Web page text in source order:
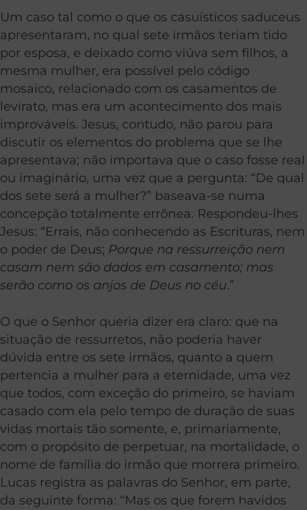
Um caso tal como o que os casuísticos saduceus
apresentaram, no qual sete irmãos teriam tido
por esposa, e deixado como viúva sem filhos, a
mesma mulher, era possível pelo código
mosaico, relacionado com os casamentos de
levirato, mas era um acontecimento dos mais
improváveis. Jesus, contudo, não parou para
discutir os elementos do problema que se lhe
apresentava; não importava que o caso fosse real
ou imaginário, uma vez que a pergunta: “De qual
dos sete será a mulher?” baseava-se numa
concepção totalmente errônea. Respondeu-lhes
Jesus: “Errais, não conhecendo as Escrituras, nem
o poder de Deus; Porque na ressurreição nem
casam nem são dados em casamento; mas
serão como os anjos de Deus no céu.”
O que o Senhor queria dizer era claro: que na
situação de ressurretos, não poderia haver
dúvida entre os sete irmãos, quanto a quem
pertencia a mulher para a eternidade, uma vez
que todos, com exceção do primeiro, se haviam
casado com ela pelo tempo de duração de suas
vidas mortais tão somente, e, primariamente,
com o propósito de perpetuar, na mortalidade, o
nome de família do irmão que morrera primeiro.
Lucas registra as palavras do Senhor, em parte,
da seguinte forma: “Mas os que forem havidos